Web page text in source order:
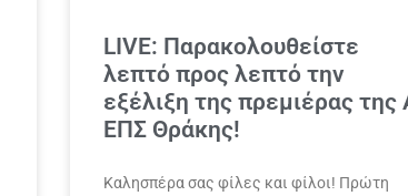
LIVE: Παρακολουθείστε
λεπτό προς λεπτό την
εξέλιξη της πρεμιέρας της
ΕΠΣ Θράκης!
Καλησπέρα σας φίλες και φίλοι! Πρώτη